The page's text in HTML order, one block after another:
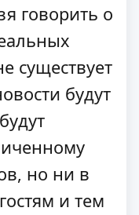
говорить о
существует
будут
но ни в
и тем